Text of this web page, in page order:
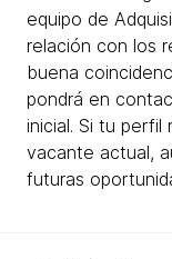
equipo de
relación con los
buena
pondrá en
inicial. Si tu perfil
vacante actual,
futuras